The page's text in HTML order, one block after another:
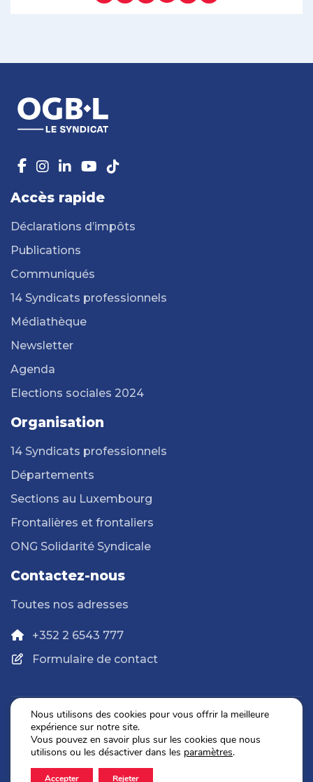
Accès rapide
Déclarations d’impôts
Publications
Communiqués
14 Syndicats professionnels
Médiathèque
Newsletter
Agenda
Elections sociales 2024
Organisation
14 Syndicats professionnels
Départements
Sections au Luxembourg
Frontalières et frontaliers
ONG Solidarité Syndicale
Contactez-nous
Toutes nos adresses
+352 2 6543 777
Formulaire de contact
Politique de confidentialité
Mentions légales
Nous utilisons des cookies pour vous offrir la meilleure
expérience sur notre site.
Vous pouvez en savoir plus sur les cookies que nous
utilisons ou les désactiver dans les paramètres.
Accepter Rejeter